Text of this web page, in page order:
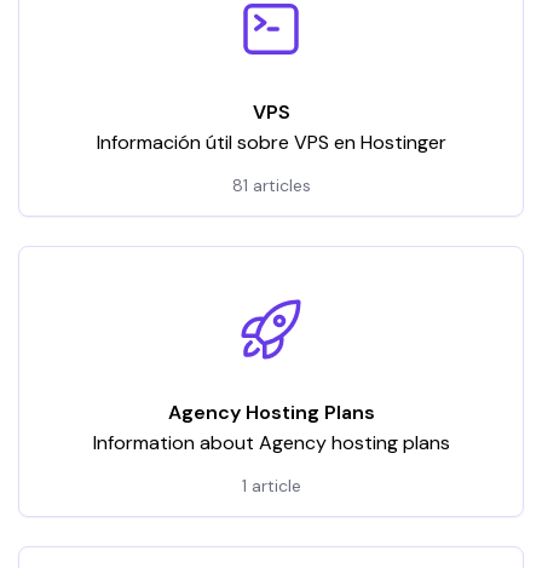
VPS
Información útil sobre VPS en Hostinger
81 articles
Agency Hosting Plans
Information about Agency hosting plans
1 article